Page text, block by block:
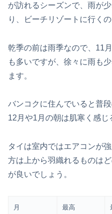
が訪れるシーズンで、雨が
り、ビーチリゾートに行くの
乾季の前は雨季なので、11
も多いですが、徐々に雨も
ます。
バンコクに住んでいると普
12月や1月の朝は肌寒く感じ
タイは室内ではエアコンが
方は上から羽織れるものは
が良いでしょう。
月 最高